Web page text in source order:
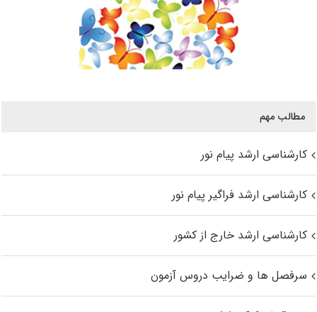
مطالب مهم
کارشناسی ارشد پیام نور
کارشناسی ارشد فراگیر پیام نور
کارشناسی ارشد خارج از کشور
سرفصل ها و ضرایب دروس آزمون